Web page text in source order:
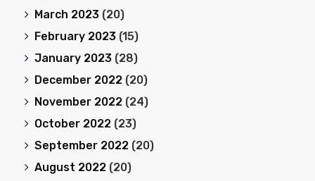
March 2023 (20)
February 2023 (15)
January 2023 (28)
December 2022 (20)
November 2022 (24)
October 2022 (23)
September 2022 (20)
August 2022 (20)